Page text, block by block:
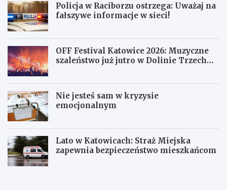
Policja w Raciborzu ostrzega: Uważaj na
fałszywe informacje w sieci!
OFF Festival Katowice 2026: Muzyczne
szaleństwo już jutro w Dolinie Trzech
Nie jesteś sam w kryzysie
emocjonalnym
Lato w Katowicach: Straż Miejska
zapewnia bezpieczeństwo mieszkańcom
P
O